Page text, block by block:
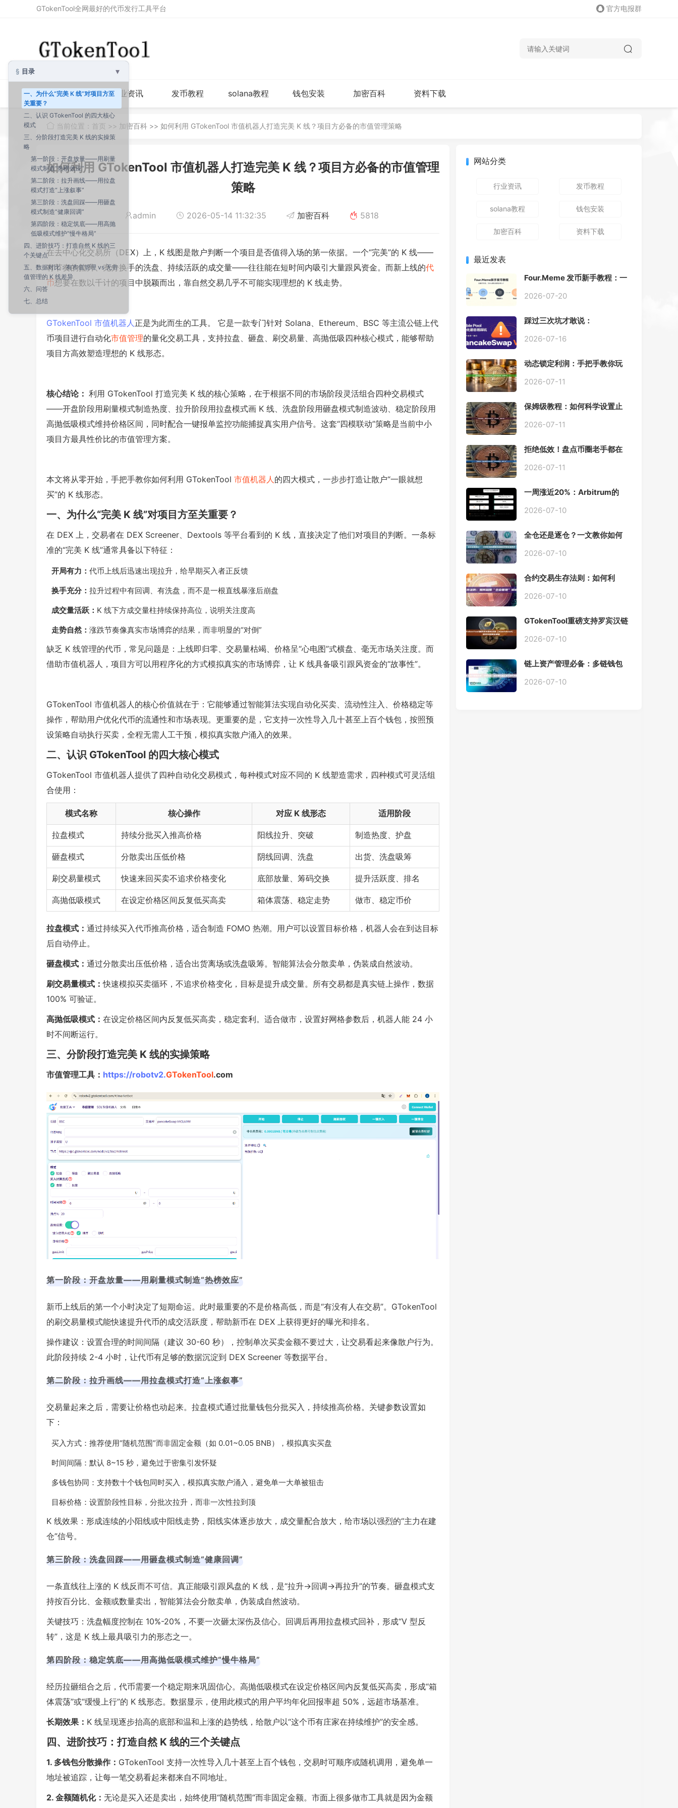
GTokenTool全网最好的代币发行工具平台 官方电报群
首页 行业资讯 发币教程 solana教程 钱包安装 加密百科 资料下载
当前位置： 首页 >> 加密百科 >> 如何利用 GTokenTool 市值机器人打造完美 K 线？项目方必备的市值管理策略
如何利用 GTokenTool 市值机器人打造完美 K 线？项目方必备的市值管理
策略
admin 2026-05-14 11:32:35 加密百科 5818
在去中心化交易所（DEX）上，K 线图是散户判断一个项目是否值得入场的第一依据。一个“完美”的 K 线——
有节奏的拉升、充分换手的洗盘、持续活跃的成交量——往往能在短时间内吸引大量跟风资金。而新上线的代
币想要在数以千计的项目中脱颖而出，靠自然交易几乎不可能实现理想的 K 线走势。
GTokenTool 市值机器人 正是为此而生的工具。 它是一款专门针对 Solana、Ethereum、BSC 等主流公链上代
币项目进行自动化市值管理的量化交易工具，支持拉盘、砸盘、刷交易量、高抛低吸四种核心模式，能够帮助
项目方高效塑造理想的 K 线形态。
核心结论： 利用 GTokenTool 打造完美 K 线的核心策略，在于根据不同的市场阶段灵活组合四种交易模式
——开盘阶段用刷量模式制造热度、拉升阶段用拉盘模式画 K 线、洗盘阶段用砸盘模式制造波动、稳定阶段用
高抛低吸模式维持价格区间，同时配合一键报单监控功能捕捉真实用户信号。这套“四模联动”策略是当前中小
项目方最具性价比的市值管理方案。
本文将从零开始，手把手教你如何利用 GTokenTool 市值机器人的四大模式，一步步打造让散户“一眼就想
买”的 K 线形态。
一、为什么“完美 K 线”对项目方至关重要？
在 DEX 上，交易者在 DEX Screener、Dextools 等平台看到的 K 线，直接决定了他们对项目的判断。一条标
准的“完美 K 线”通常具备以下特征：
开局有力： 代币上线后迅速出现拉升，给早期买入者正反馈
换手充分： 拉升过程中有回调、有洗盘，而不是一根直线暴涨后崩盘
成交量活跃： K 线下方成交量柱持续保持高位，说明关注度高
走势自然： 涨跌节奏像真实市场博弈的结果，而非明显的“对倒”
缺乏 K 线管理的代币，常见问题是：上线即归零、交易量枯竭、价格呈“心电图”式横盘、毫无市场关注度。而
借助市值机器人，项目方可以用程序化的方式模拟真实的市场博弈，让 K 线具备吸引跟风资金的“故事性”。
GTokenTool 市值机器人的核心价值就在于：它能够通过智能算法实现自动化买卖、流动性注入、价格稳定等
操作，帮助用户优化代币的流通性和市场表现。更重要的是，它支持一次性导入几十甚至上百个钱包，按照预
设策略自动执行买卖，全程无需人工干预，模拟真实散户涌入的效果。
二、认识 GTokenTool 的四大核心模式
GTokenTool 市值机器人提供了四种自动化交易模式，每种模式对应不同的 K 线塑造需求，四种模式可灵活组
合使用：
模式名称 核心操作 对应 K 线形态 适用阶段
拉盘模式 持续分批买入推高价格 阳线拉升、突破 制造热度、护盘
砸盘模式 分散卖出压低价格 阴线回调、洗盘 出货、洗盘吸筹
刷交易量模式 快速来回买卖不追求价格变化 底部放量、筹码交换 提升活跃度、排名
高抛低吸模式 在设定价格区间反复低买高卖 箱体震荡、稳定走势 做市、稳定币价
拉盘模式： 通过持续买入代币推高价格，适合制造 FOMO 热潮。用户可以设置目标价格，机器人会在到达目标
后自动停止。
砸盘模式： 通过分散卖出压低价格，适合出货离场或洗盘吸筹。智能算法会分散卖单，伪装成自然波动。
刷交易量模式：快速模拟买卖循环，不追求价格变化，目标是提升成交量。所有交易都是真实链上操作，数据
100% 可验证。
高抛低吸模式： 在设定价格区间内反复低买高卖，稳定套利。适合做市，设置好网格参数后，机器人能 24 小
时不间断运行。
三、分阶段打造完美 K 线的实操策略
市值管理工具： https://robotv2.GTokenTool.com
第一阶段：开盘放量——用刷量模式制造“热榜效应”
新币上线后的第一个小时决定了短期命运。此时最重要的不是价格高低，而是“有没有人在交易”。GTokenTool
的刷交易量模式能快速提升代币的成交活跃度，帮助新币在 DEX 上获得更好的曝光和排名。
操作建议：设置合理的时间间隔（建议 30-60 秒），控制单次买卖金额不要过大，让交易看起来像散户行为。
此阶段持续 2-4 小时，让代币有足够的数据沉淀到 DEX Screener 等数据平台。
第二阶段：拉升画线——用拉盘模式打造“上涨叙事”
交易量起来之后，需要让价格也动起来。拉盘模式通过批量钱包分批买入，持续推高价格。关键参数设置如
下：
买入方式：推荐使用“随机范围”而非固定金额（如 0.01~0.05 BNB），模拟真实买盘
时间间隔：默认 8~15 秒，避免过于密集引发怀疑
多钱包协同：支持数十个钱包同时买入，模拟真实散户涌入，避免单一大单被狙击
目标价格：设置阶段性目标，分批次拉升，而非一次性拉到顶
K 线效果：形成连续的小阳线或中阳线走势，阳线实体逐步放大，成交量配合放大，给市场以强烈的“主力在建
仓”信号。
第三阶段：洗盘回踩——用砸盘模式制造“健康回调”
一条直线往上涨的 K 线反而不可信。真正能吸引跟风盘的 K 线，是“拉升→回调→再拉升”的节奏。砸盘模式支
持按百分比、金额或数量卖出，智能算法会分散卖单，伪装成自然波动。
关键技巧：洗盘幅度控制在 10%-20%，不要一次砸太深伤及信心。回调后再用拉盘模式回补，形成“V 型反
转”，这是 K 线上最具吸引力的形态之一。
第四阶段：稳定筑底——用高抛低吸模式维护“慢牛格局”
经历拉砸组合之后，代币需要一个稳定期来巩固信心。高抛低吸模式在设定价格区间内反复低买高卖，形成“箱
体震荡”或“缓慢上行”的 K 线形态。数据显示，使用此模式的用户平均年化回报率超 50%，远超市场基准。
长期效果： K 线呈现逐步抬高的底部和温和上涨的趋势线，给散户以“这个币有庄家在持续维护”的安全感。
四、进阶技巧：打造自然 K 线的三个关键点
1. 多钱包分散操作： GTokenTool 支持一次性导入几十甚至上百个钱包，交易时可顺序或随机调用，避免单一
地址被追踪，让每一笔交易看起来都来自不同地址。
2. 金额随机化： 无论是买入还是卖出，始终使用“随机范围”而非固定金额。市面上很多做市工具就是因为金额
网站分类
行业资讯 发币教程
solana教程 钱包安装
加密百科 资料下载
最近发表
Four.Meme 发币新手教程：一
动踩坑
2026-07-20
踩过三次坑才敢说：
Pool 最容易翻车的不是手续
2026-07-16
动态锁定利润：手把手教你玩
2026-07-11
保姆级教程：如何科学设置止
2026-07-11
拒绝低效！盘点币圈老手都在
具
2026-07-11
一周涨近20%：Arbitrum的
Chain一夜盘活
2026-07-10
全仓还是逐仓？一文教你如何
2026-07-10
合约交易生存法则：如何利
2026-07-10
GTokenTool重磅支持罗宾汉链
程全解析
2026-07-10
链上资产管理必备：多链钱包
2026-07-10
目录 ▾
一、为什么“完美 K 线”对项目方至
关重要？
二、认识 GTokenTool 的四大核心
模式
三、分阶段打造完美 K 线的实操策
略
第一阶段：开盘放量——用刷量
模式制造“热榜效应”
第二阶段：拉升画线——用拉盘
模式打造“上涨叙事”
第三阶段：洗盘回踩——用砸盘
模式制造“健康回调”
第四阶段：稳定筑底——用高抛
低吸模式维护“慢牛格局”
四、进阶技巧：打造自然 K 线的三
个关键点
五、数据对比：有市值管理 vs 无市
值管理的 K 线差异
六、问答
七、总结